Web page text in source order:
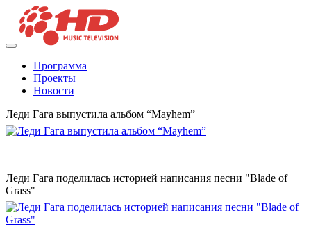
Программа
Проекты
Новости
Леди Гага выпустила альбом “Mayhem”
Леди Гага поделилась историей написания песни "Blade of
Grass"